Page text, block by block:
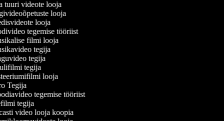
tuuri videote looja
looja
looja
tegemise tööriist
filmi looja
tegija
tegija
tegija
looja
Tegija
tegemise tööriist
tegija
video looja koopia